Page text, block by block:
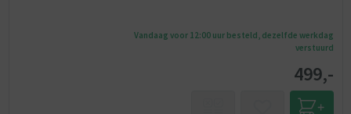
Vandaag voor 12:00 uur besteld, dezelfde werkdag
verstuurd
499,-